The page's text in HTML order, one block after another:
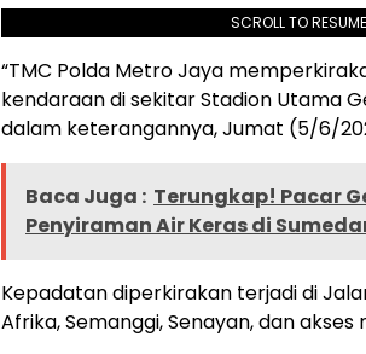
SCROLL TO
“TMC Polda Metro Jaya
kendaraan di sekitar Stadion Utama
dalam keterangannya, Jumat (5/6/
Baca Juga : Terungkap! Pacar
Penyiraman Air Keras di
Kepadatan diperkirakan terjadi di
Afrika, Semanggi, Senayan, dan akses